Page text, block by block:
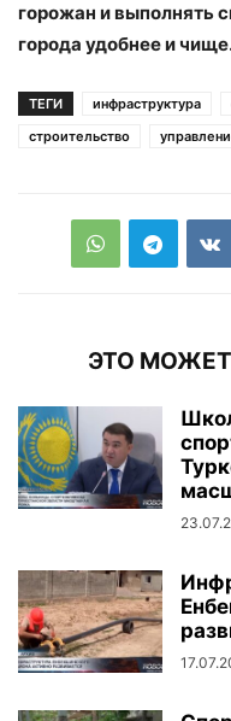
горожан и выполнять
города удобнее и
ТЕГИ инфраструктура
строительство
ЭТО